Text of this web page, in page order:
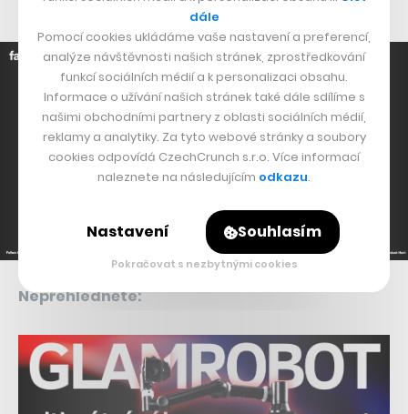
Nepřehlédněte:
dále
Pomocí cookies ukládáme vaše nastavení a preferencí,
analýze návštěvnosti našich stránek, zprostředkování
funkcí sociálních médií a k personalizaci obsahu.
Informace o užívání našich stránek také dále sdílíme s
našimi obchodními partnery z oblasti sociálních médií,
reklamy a analytiky. Za tyto webové stránky a soubory
cookies odpovídá CzechCrunch s.r.o. Více informací
naleznete na následujícím odkazu.
Nastavení Souhlasím
Pokračovat s nezbytnými cookies